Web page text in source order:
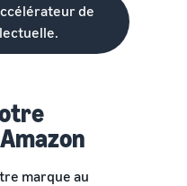
de
marque au